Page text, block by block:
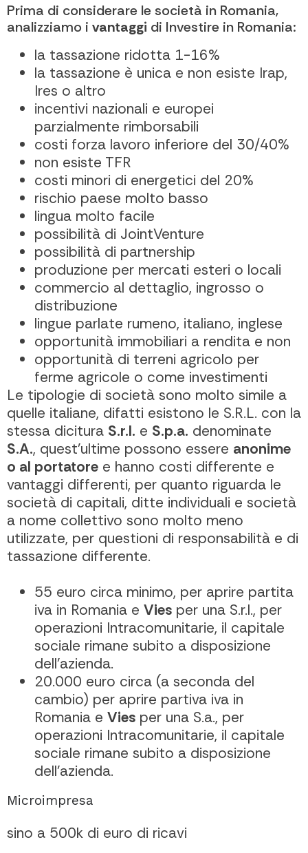
Prima di considerare le società in Romania,
analizziamo i vantaggi di Investire in Romania:
la tassazione ridotta 1-16%
la tassazione è unica e non esiste Irap,
Ires o altro
incentivi nazionali e europei
parzialmente rimborsabili
costi forza lavoro inferiore del 30/40%
non esiste TFR
costi minori di energetici del 20%
rischio paese molto basso
lingua molto facile
possibilità di JointVenture
possibilità di partnership
produzione per mercati esteri o locali
commercio al dettaglio, ingrosso o
distribuzione
lingue parlate rumeno, italiano, inglese
opportunità immobiliari a rendita e non
opportunità di terreni agricolo per
ferme agricole o come investimenti
Le tipologie di società sono molto simile a
quelle italiane, difatti esistono le S.R.L. con la
stessa dicitura S.r.l. e S.p.a. denominate
S.A., quest’ultime possono essere anonime
o al portatore e hanno costi differente e
vantaggi differenti, per quanto riguarda le
società di capitali, ditte individuali e società
a nome collettivo sono molto meno
utilizzate, per questioni di responsabilità e di
tassazione differente.
55 euro circa minimo, per aprire partita
iva in Romania e Vies per una S.r.l., per
operazioni Intracomunitarie, il capitale
sociale rimane subito a disposizione
dell’azienda.
20.000 euro circa (a seconda del
cambio) per aprire partiva iva in
Romania e Vies per una S.a., per
operazioni Intracomunitarie, il capitale
sociale rimane subito a disposizione
dell’azienda.
Microimpresa
sino a 500k di euro di ricavi